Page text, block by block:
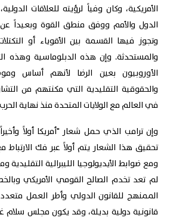
الأمريكية، وكان وفياً لرؤيته للعلاقات
الدول والأمم ووفق منطق القوة وبعيداً
وتجوز فيها القسمة بين الأقوياء أو
والمستحدثة. وإن هذه الدبلوماسية وهذه
الأوروبيون بعين الرضا لأنهم أساس
والحقوقية التقليدية التي مكنتهم من
في العالم مع الولايات المتحدة منذ نهاية الحرب
وإن ترامب الذي حمل شعار "أمريكا أولاً
تحقيق هذا الشعار يتم أولاً عبر فك الارتباط
ومع ضوابط الأيديولوجيا الليبرالية
لم تعد تخدم الصالح القومي الأمريكي
الممنهج للقانون الدولي وأطر العمل
قانونية دولية بديلة، وقد يكون مجلس